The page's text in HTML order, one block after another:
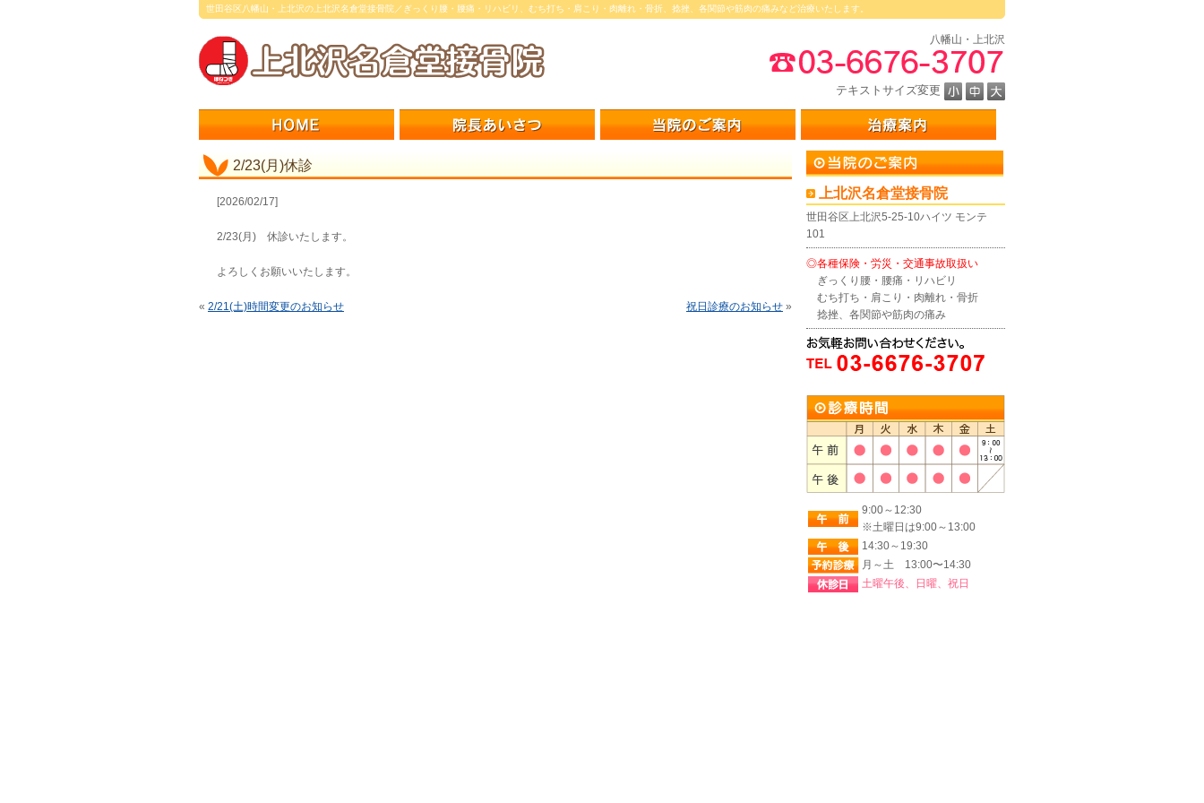
世田谷区八幡山・上北沢の上北沢名倉堂接骨院／ぎっくり腰・腰痛・リハビリ、むち打ち・肩こり・肉離れ・骨折、捻挫、各関節や筋肉の痛みなど治療いたします。
八幡山・上北沢
テキストサイズ変更
2/23(月)休診
[2026/02/17]
2/23(月) 休診いたします。
よろしくお願いいたします。
« 2/21(土)時間変更のお知らせ 祝日診療のお知らせ »
上北沢名倉堂接骨院
世田谷区上北沢5-25-10ハイツ モンテ
101
◎各種保険・労災・交通事故取扱い
ぎっくり腰・腰痛・リハビリ
むち打ち・肩こり・肉離れ・骨折
捻挫、各関節や筋肉の痛み
9:00～12:30
※土曜日は9:00～13:00
14:30～19:30
月～土 13:00〜14:30
土曜午後、日曜、祝日